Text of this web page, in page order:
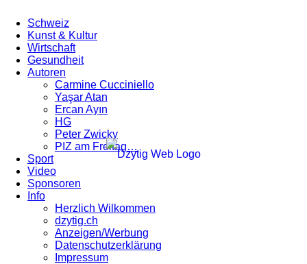
Schweiz
Kunst & Kultur
Wirtschaft
Gesundheit
Autoren
Carmine Cucciniello
Yaşar Atan
Ercan Ayın
HG
Peter Zwicky
PIZ am Freitag…
Sport
Video
Sponsoren
Info
Herzlich Wilkommen
dzytig.ch
Anzeigen/Werbung
Datenschutzerklärung
Impressum